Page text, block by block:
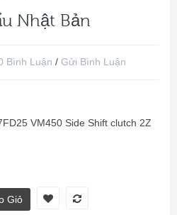
Nhật Bản
Bình Luận / Gửi Bình Luận
VM450 Side Shift clutch 2Z
Giỏ